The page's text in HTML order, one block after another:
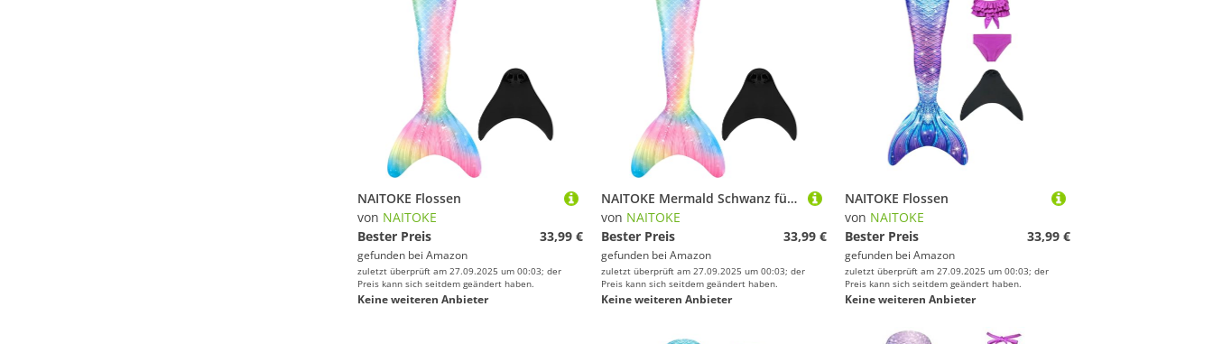
NAITOKE Flossen
von NAITOKE
Bester Preis
33,99 €
gefunden bei Amazon
zuletzt überprüft am 27.09.2025 um 00:03; der
Preis kann sich seitdem geändert haben.
Keine weiteren Anbieter
NAITOKE Mermald Schwanz für Pool
von NAITOKE
Bester Preis
33,99 €
gefunden bei Amazon
zuletzt überprüft am 27.09.2025 um 00:03; der
Preis kann sich seitdem geändert haben.
Keine weiteren Anbieter
NAITOKE Flossen
von NAITOKE
Bester Preis
33,99 €
gefunden bei Amazon
zuletzt überprüft am 27.09.2025 um 00:03; der
Preis kann sich seitdem geändert haben.
Keine weiteren Anbieter